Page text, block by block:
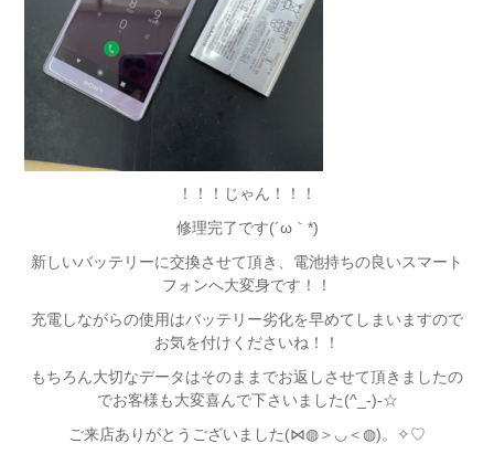
！！！じゃん！！！
修理完了です(´ω｀*)
新しいバッテリーに交換させて頂き、電池持ちの良いスマート
フォンへ大変身です！！
充電しながらの使用はバッテリー劣化を早めてしまいますので
お気を付けくださいね！！
もちろん大切なデータはそのままでお返しさせて頂きましたの
でお客様も大変喜んで下さいました(^_-)-☆
ご来店ありがとうございました(⋈◍＞◡＜◍)。✧♡